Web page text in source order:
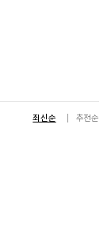
최신순 추천순